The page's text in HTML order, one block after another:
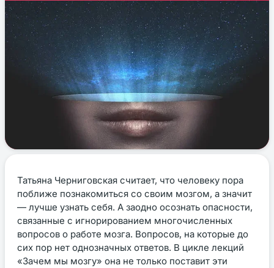
Татьяна Черниговская считает, что человеку пора
поближе познакомиться со своим мозгом, а значит
— лучше узнать себя. А заодно осознать опасности,
связанные с игнорированием многочисленных
вопросов о работе мозга. Вопросов, на которые до
сих пор нет однозначных ответов. В цикле лекций
«Зачем мы мозгу» она не только поставит эти